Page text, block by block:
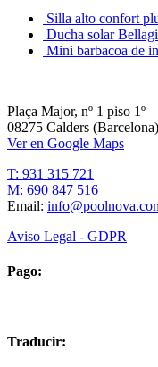
Silla alto confort
Ducha solar
Mini barbacoa de
Plaça Major, nº 1 piso 1º
08275 Calders (Barcelona)
Ver en Google Maps
T: 931 315 721
M: 690 847 516
Email:
Aviso Legal - GDPR
Pago:
Traducir: